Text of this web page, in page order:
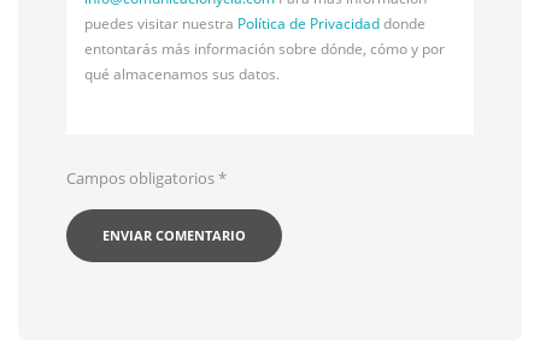
puedes visitar nuestra Política de Privacidaddonde
entontarás más información sobre dónde, cómo y por
qué almacenamos sus datos.
Campos obligatorios*